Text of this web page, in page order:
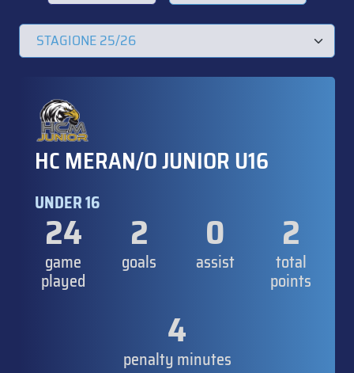
HC MERAN/O JUNIOR U16
UNDER 16
24
game
played
2
goals
0
assist
2
total
points
4
penalty minutes